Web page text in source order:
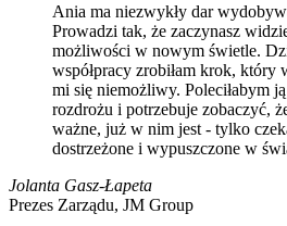
Ania ma niezwykły dar
Prowadzi tak, że zaczynasz
możliwości w nowym świetle.
współpracy zrobiłam krok, który
mi się niemożliwy. Poleciłabym
rozdrożu i potrzebuje zobaczyć,
ważne, już w nim jest - tylko
dostrzeżone i wypuszczone w
Jolanta Gasz-Łapeta
Prezes Zarządu, JM Group